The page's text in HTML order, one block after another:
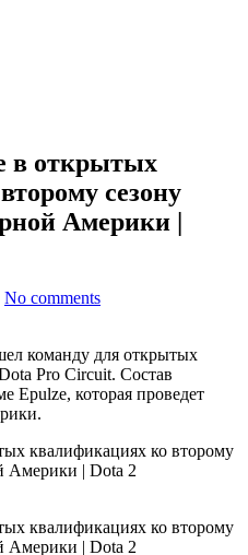
в открытых
сезону
Америки |
No comments
команду для открытых
Pro Circuit. Состав
Epulze, которая проведет